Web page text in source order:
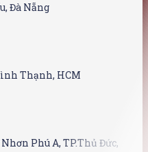
Đà Nẵng
Thạnh, HCM
Phú A, TP.Thủ Đức,